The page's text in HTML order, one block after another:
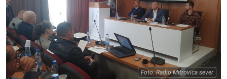
Foto: Radio Mitrovica sever